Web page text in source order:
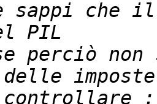
sappi
perciò